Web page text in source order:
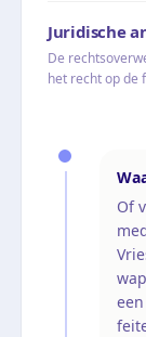
Juridische
De
het recht op de
Of